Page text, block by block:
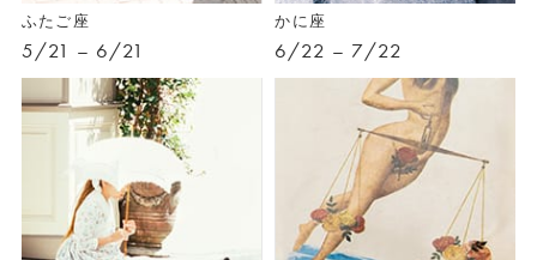
ふたご座
5/21 – 6/21
かに座
6/22 – 7/22